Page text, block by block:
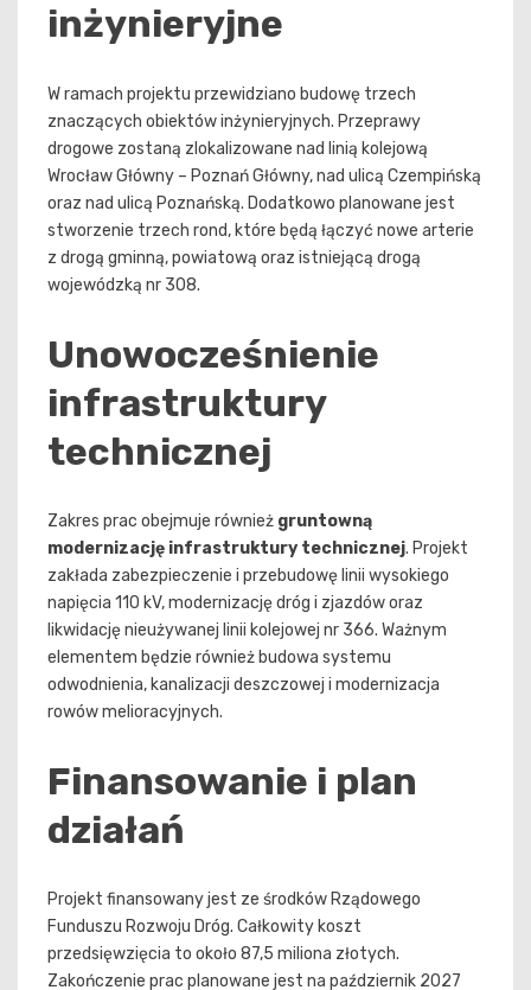
inżynieryjne
W ramach projektu przewidziano budowę trzech
znaczących obiektów inżynieryjnych. Przeprawy
drogowe zostaną zlokalizowane nad linią kolejową
Wrocław Główny – Poznań Główny, nad ulicą Czempińską
oraz nad ulicą Poznańską. Dodatkowo planowane jest
stworzenie trzech rond, które będą łączyć nowe arterie
z drogą gminną, powiatową oraz istniejącą drogą
wojewódzką nr 308.
Unowocześnienie
infrastruktury
technicznej
Zakres prac obejmuje również gruntowną
modernizację infrastruktury technicznej. Projekt
zakłada zabezpieczenie i przebudowę linii wysokiego
napięcia 110 kV, modernizację dróg i zjazdów oraz
likwidację nieużywanej linii kolejowej nr 366. Ważnym
elementem będzie również budowa systemu
odwodnienia, kanalizacji deszczowej i modernizacja
rowów melioracyjnych.
Finansowanie i plan
działań
Projekt finansowany jest ze środków Rządowego
Funduszu Rozwoju Dróg. Całkowity koszt
przedsięwzięcia to około 87,5 miliona złotych.
Zakończenie prac planowane jest na październik 2027